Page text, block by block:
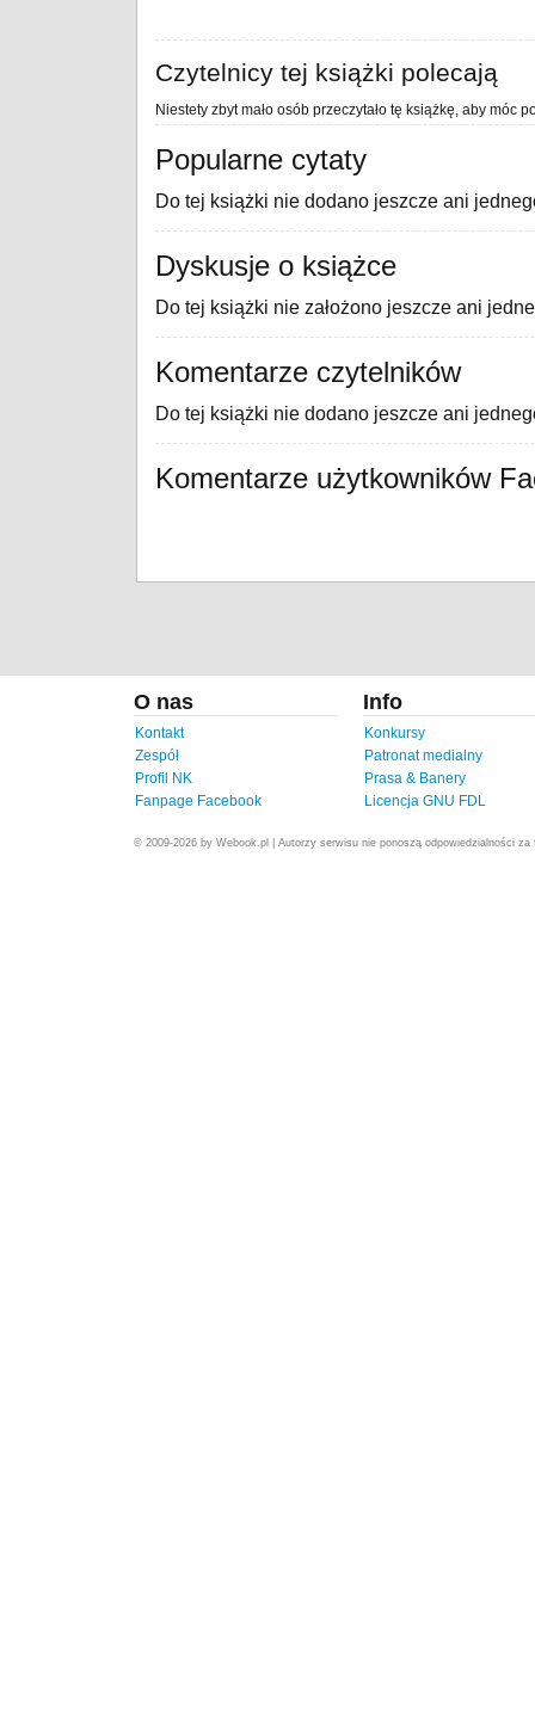
Czytelnicy tej książki polecają
Niestety zbyt mało osób przeczytało tę książkę, aby móc
Popularne cytaty
Do tej książki nie dodano jeszcze ani
Dyskusje o książce
Do tej książki nie założono jeszcze ani
Komentarze czytelników
Do tej książki nie dodano jeszcze ani
Komentarze użytkowników
O nas
Kontakt
Zespół
Profil NK
Fanpage Facebook
Info
Konkursy
Patronat medialny
Prasa & Banery
Licencja GNU FDL
© 2009-2026 by Webook.pl | Autorzy serwisu nie ponoszą odpowiedzialności